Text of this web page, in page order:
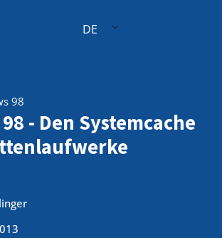
DE
98
- Den Systemcache